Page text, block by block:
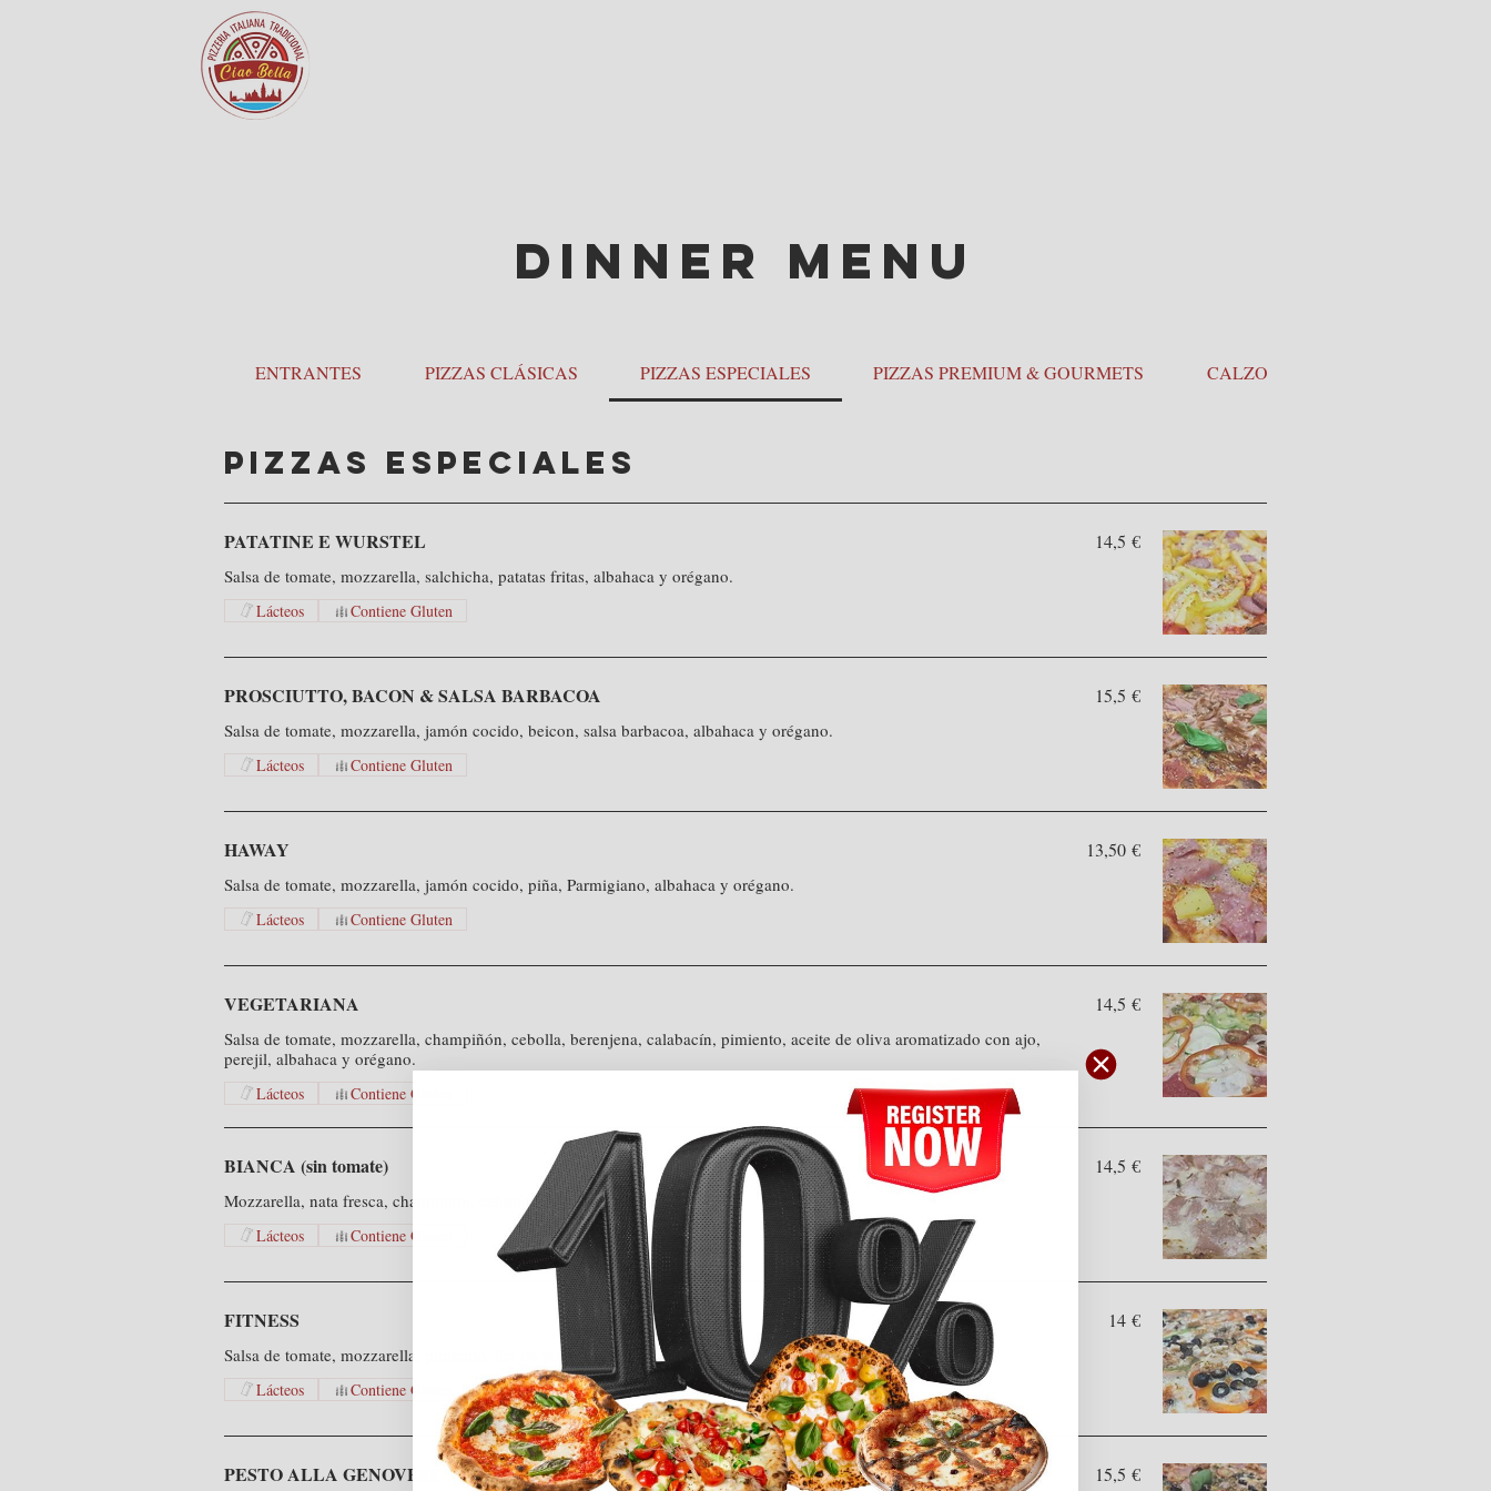
Dinner Menu
ENTRANTES PIZZAS CLÁSICAS PIZZAS ESPECIALES PIZZAS PREMIUM & GOURMETS CALZONES
PIZZAS ESPECIALES
PATATINE E WURSTEL
Salsa de tomate, mozzarella, salchicha, patatas fritas, albahaca y orégano.
14,5 €
Lácteos Contiene Gluten
PROSCIUTTO, BACON & SALSA BARBACOA
Salsa de tomate, mozzarella, jamón cocido, beicon, salsa barbacoa, albahaca y orégano.
15,5 €
Lácteos Contiene Gluten
HAWAY
Salsa de tomate, mozzarella, jamón cocido, piña, Parmigiano, albahaca y orégano.
13,50 €
Lácteos Contiene Gluten
VEGETARIANA
Salsa de tomate, mozzarella, champiñón, cebolla, berenjena, calabacín, pimiento, aceite de oliva aromatizado con ajo,
perejil, albahaca y orégano.
14,5 €
Lácteos Contiene Gluten
BIANCA (sin tomate)
Mozzarella, nata fresca, champiñón, cebolla, beicon, albahaca y orégano.
14,5 €
Lácteos Contiene Gluten
FITNESS
Salsa de tomate, mozzarella, pimiento, tira de pollo asado, aceitunas negras, albahaca y orégano.
14 €
Lácteos Contiene Gluten
PESTO ALLA GENOVESE 15,5 €